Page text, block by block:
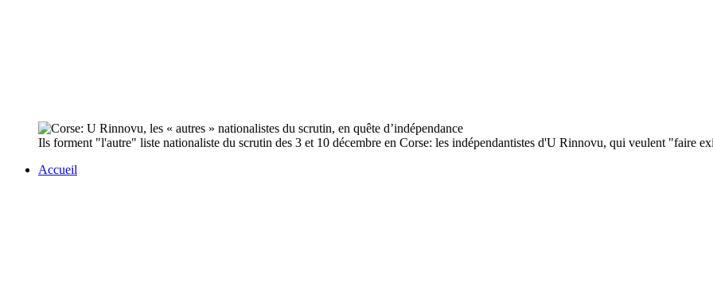
Ils forment "l'autre" liste nationaliste du scrutin des 3 et 10 décembre en Corse: les indépendantistes d'U Rinnovu, qui veulent "faire
Accueil